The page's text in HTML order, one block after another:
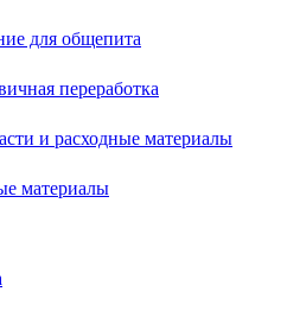
для общепита
переработка
и расходные материалы
материалы